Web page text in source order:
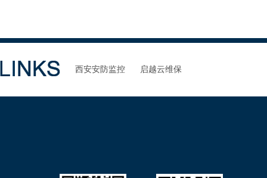
西安安防监控 启越云维保